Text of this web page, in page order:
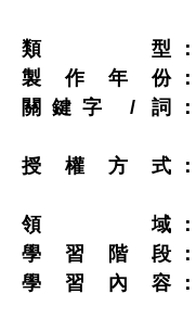
類型
製作年份
關鍵字 / 詞
授權方式
領域
學習階段
學習內容